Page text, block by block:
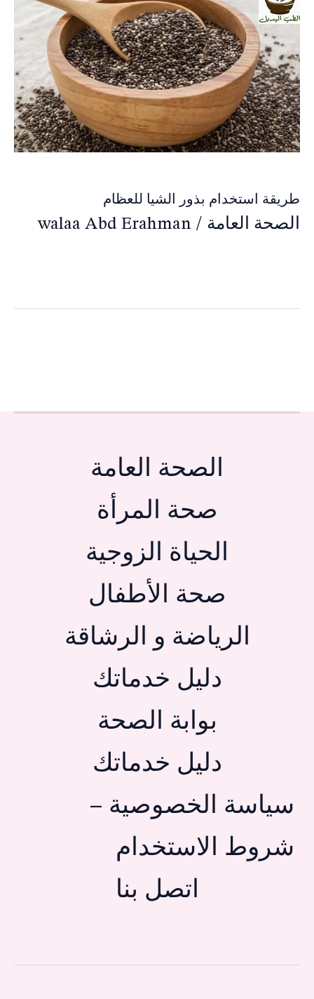
طريقة استخدام بذور الشيا للعظام
الصحة العامة /
walaa Abd Erahman
الصحة العامة
صحة المرأة
الحياة الزوجية
صحة الأطفال
الرياضة و الرشاقة
دليل خدماتك
بوابة الصحة
دليل خدماتك
سياسة الخصوصية –
شروط الاستخدام
اتصل بنا